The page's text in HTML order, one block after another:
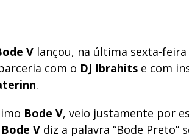
V lançou, na última sexta-feira
com o DJ Ibrahits e com
.
Bode V, veio justamente por
Bode V diz a palavra “Bode